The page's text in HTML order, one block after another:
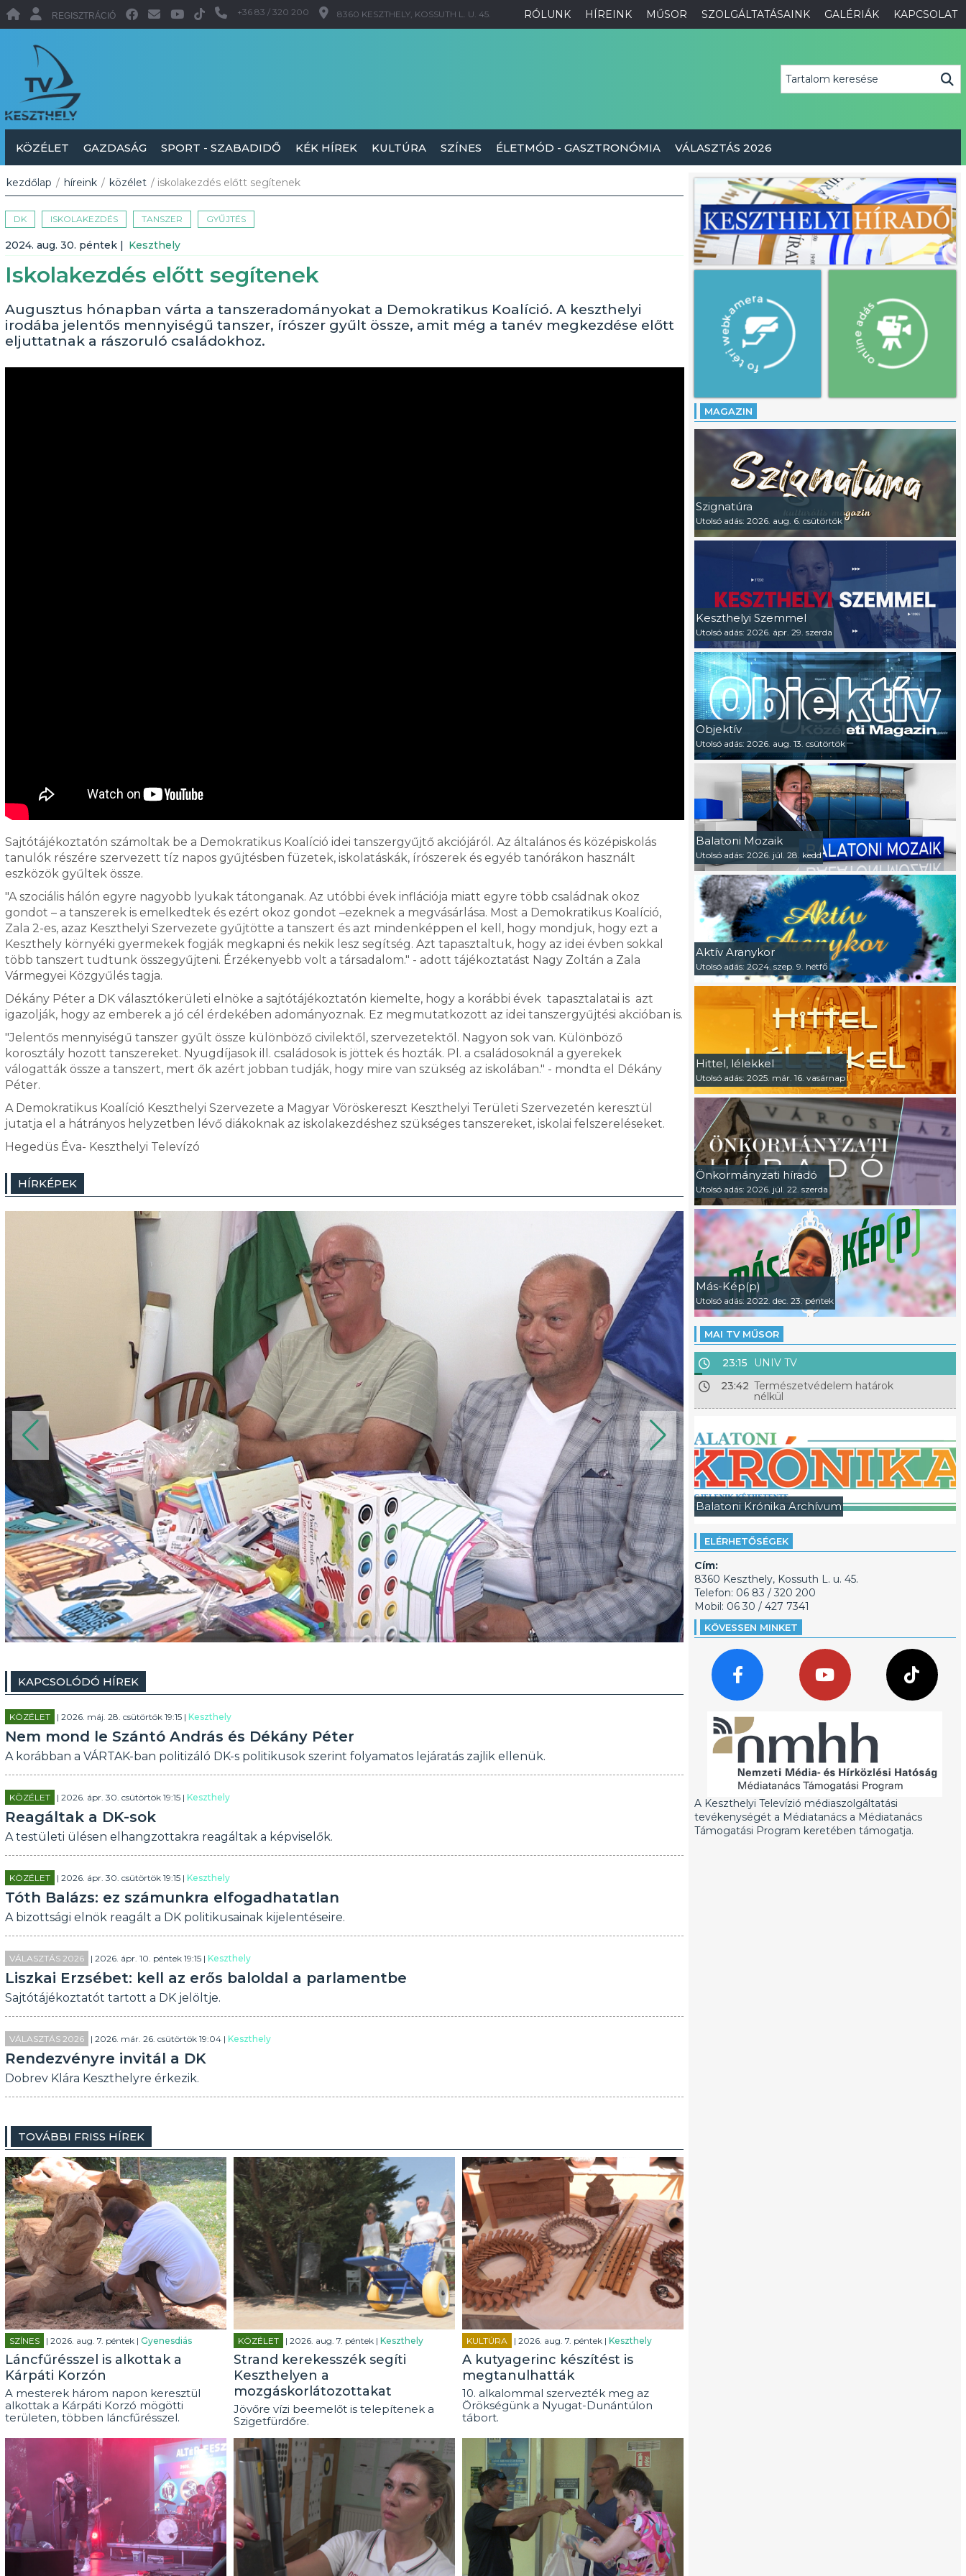
RÓLUNK HÍREINK MŰSOR SZOLGÁLTATÁSAINK GALÉRIÁK KAPCSOLAT
REGISZTRÁCIÓ +36 83 / 320 200 8360 KESZTHELY, KOSSUTH L. U. 45.
KÖZÉLET GAZDASÁG SPORT - SZABADIDŐ KÉK HÍREK KULTÚRA SZÍNES ÉLETMÓD - GASZTRONÓMIA VÁLASZTÁS 2026
kezdőlap / híreink / közélet / iskolakezdés előtt segítenek
DK ISKOLAKEZDÉS TANSZER GYŰJTÉS
2024. aug. 30. péntek | Keszthely
Iskolakezdés előtt segítenek
Augusztus hónapban várta a tanszeradományokat a Demokratikus Koalíció. A keszthelyi
irodába jelentős mennyiségű tanszer, írószer gyűlt össze, amit még a tanév megkezdése előtt
eljuttatnak a rászoruló családokhoz.
Sajtótájékoztatón számoltak be a Demokratikus Koalíció idei tanszergyűjtő akciójáról. Az általános és középiskolás
tanulók részére szervezett tíz napos gyűjtésben füzetek, iskolatáskák, írószerek és egyéb tanórákon használt
eszközök gyűltek össze.
"A szociális hálón egyre nagyobb lyukak tátonganak. Az utóbbi évek inflációja miatt egyre több családnak okoz
gondot – a tanszerek is emelkedtek és ezért okoz gondot –ezeknek a megvásárlása. Most a Demokratikus Koalíció,
Zala 2-es, azaz Keszthelyi Szervezete gyűjtötte a tanszert és azt mindenképpen el kell, hogy mondjuk, hogy ezt a
Keszthely környéki gyermekek fogják megkapni és nekik lesz segítség. Azt tapasztaltuk, hogy az idei évben sokkal
több tanszert tudtunk összegyűjteni. Érzékenyebb volt a társadalom." - adott tájékoztatást Nagy Zoltán a Zala
Vármegyei Közgyűlés tagja.
Dékány Péter a DK választókerületi elnöke a sajtótájékoztatón kiemelte, hogy a korábbi évek tapasztalatai is azt
igazolják, hogy az emberek a jó cél érdekében adományoznak. Ez megmutatkozott az idei tanszergyűjtési akcióban is.
"Jelentős mennyiségű tanszer gyűlt össze különböző civilektől, szervezetektől. Nagyon sok van. Különböző
korosztály hozott tanszereket. Nyugdíjasok ill. családosok is jöttek és hozták. Pl. a családosoknál a gyerekek
válogatták össze a tanszert, mert ők azért jobban tudják, hogy mire van szükség az iskolában." - mondta el Dékány
Péter.
A Demokratikus Koalíció Keszthelyi Szervezete a Magyar Vöröskereszt Keszthelyi Területi Szervezetén keresztül
jutatja el a hátrányos helyzetben lévő diákoknak az iskolakezdéshez szükséges tanszereket, iskolai felszereléseket.
Hegedüs Éva- Keszthelyi Televízó
HÍRKÉPEK
KAPCSOLÓDÓ HÍREK
KÖZÉLET | 2026. máj. 28. csütörtök 19:15 | Keszthely
Nem mond le Szántó András és Dékány Péter
A korábban a VÁRTAK-ban politizáló DK-s politikusok szerint folyamatos lejáratás zajlik ellenük.
KÖZÉLET | 2026. ápr. 30. csütörtök 19:15 | Keszthely
Reagáltak a DK-sok
A testületi ülésen elhangzottakra reagáltak a képviselők.
KÖZÉLET | 2026. ápr. 30. csütörtök 19:15 | Keszthely
Tóth Balázs: ez számunkra elfogadhatatlan
A bizottsági elnök reagált a DK politikusainak kijelentéseire.
VÁLASZTÁS 2026 | 2026. ápr. 10. péntek 19:15 | Keszthely
Liszkai Erzsébet: kell az erős baloldal a parlamentbe
Sajtótájékoztatót tartott a DK jelöltje.
VÁLASZTÁS 2026 | 2026. már. 26. csütörtök 19:04 | Keszthely
Rendezvényre invitál a DK
Dobrev Klára Keszthelyre érkezik.
TOVÁBBI FRISS HÍREK
SZÍNES | 2026. aug. 7. péntek | Gyenesdiás
Láncfűrésszel is alkottak a
Kárpáti Korzón
A mesterek három napon keresztül
alkottak a Kárpáti Korzó mögötti
területen, többen láncfűrésszel.
KÖZÉLET | 2026. aug. 7. péntek | Keszthely
Strand kerekesszék segíti
Keszthelyen a
mozgáskorlátozottakat
Jövőre vízi beemelőt is telepítenek a
Szigetfürdőre.
KULTÚRA | 2026. aug. 7. péntek | Keszthely
A kutyagerinc készítést is
megtanulhatták
10. alkalommal szervezték meg az
Örökségünk a Nyugat-Dunántúlon
tábort.
MAGAZIN
Szignatúra
Utolsó adás: 2026. aug. 6. csütörtök
Keszthelyi Szemmel
Utolsó adás: 2026. ápr. 29. szerda
Objektív
Utolsó adás: 2026. aug. 13. csütörtök
Balatoni Mozaik
Utolsó adás: 2026. júl. 28. kedd
Aktív Aranykor
Utolsó adás: 2024. szep. 9. hétfő
Hittel, lélekkel
Utolsó adás: 2025. már. 16. vasárnap
Önkormányzati híradó
Utolsó adás: 2026. júl. 22. szerda
Más-Kép(p)
Utolsó adás: 2022. dec. 23. péntek
MAI TV MŰSOR
23:15
UNIV TV
23:42 Természetvédelem határok
nélkül
Balatoni Krónika Archívum
ELÉRHETŐSÉGEK
Cím:
8360 Keszthely, Kossuth L. u. 45.
Telefon: 06 83 / 320 200
Mobil: 06 30 / 427 7341
KÖVESSEN MINKET
A Keszthelyi Televízió médiaszolgáltatási
tevékenységét a Médiatanács a Médiatanács
Támogatási Program keretében támogatja.